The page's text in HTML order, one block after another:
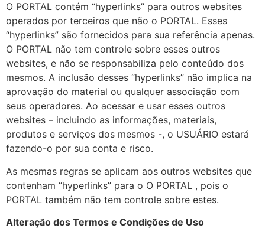
O PORTAL contém “hyperlinks” para outros websites
operados por terceiros que não o PORTAL. Esses
“hyperlinks” são fornecidos para sua referência apenas.
O PORTAL não tem controle sobre esses outros
websites, e não se responsabiliza pelo conteúdo dos
mesmos. A inclusão desses “hyperlinks” não implica na
aprovação do material ou qualquer associação com
seus operadores. Ao acessar e usar esses outros
websites – incluindo as informações, materiais,
produtos e serviços dos mesmos -, o USUÁRIO estará
fazendo-o por sua conta e risco.
As mesmas regras se aplicam aos outros websites que
contenham “hyperlinks” para o O PORTAL , pois o
PORTAL também não tem controle sobre estes.
Alteração dos Termos e Condições de Uso